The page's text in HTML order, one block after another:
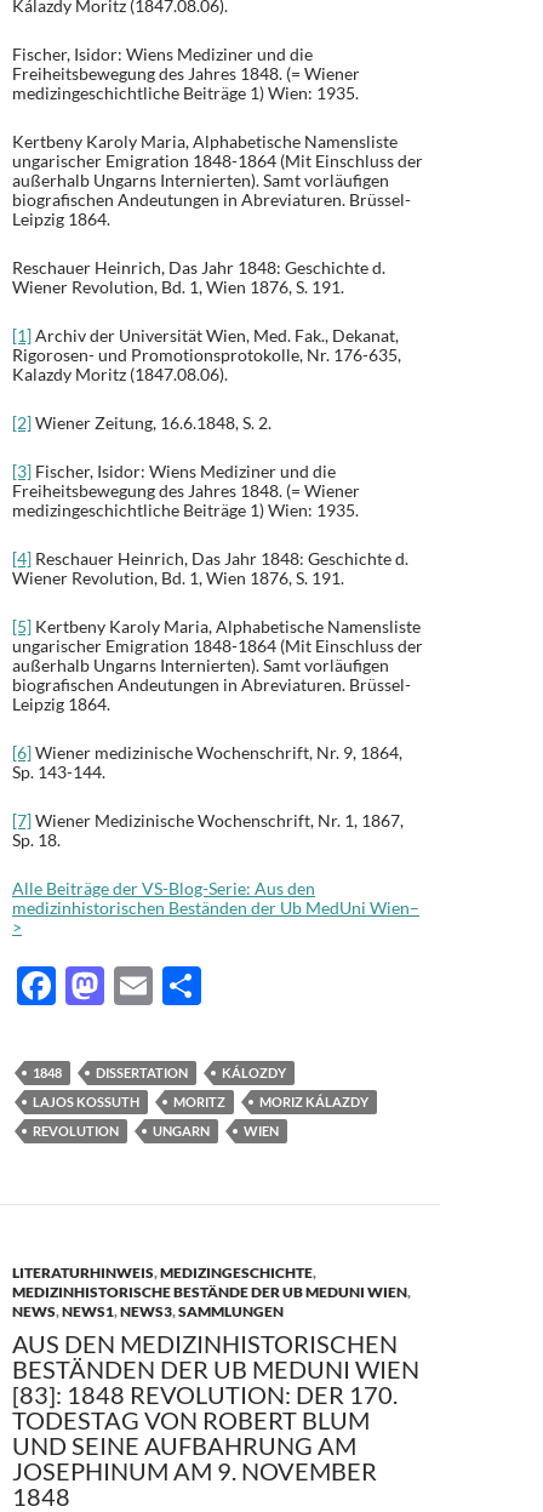
Kálazdy Moritz (1847.08.06).
Fischer, Isidor: Wiens Mediziner und die
Freiheitsbewegung des Jahres 1848. (= Wiener
medizingeschichtliche Beiträge 1) Wien: 1935.
Kertbeny Karoly Maria, Alphabetische Namensliste
ungarischer Emigration 1848-1864 (Mit Einschluss der
außerhalb Ungarns Internierten). Samt vorläufigen
biografischen Andeutungen in Abreviaturen. Brüssel-
Leipzig 1864.
Reschauer Heinrich, Das Jahr 1848: Geschichte d.
Wiener Revolution, Bd. 1, Wien 1876, S. 191.
[1]Archiv der Universität Wien, Med. Fak., Dekanat,
Rigorosen- und Promotionsprotokolle, Nr. 176-635,
Kalazdy Moritz (1847.08.06).
[2]Wiener Zeitung, 16.6.1848, S. 2.
[3] Fischer, Isidor: Wiens Mediziner und die
Freiheitsbewegung des Jahres 1848. (= Wiener
medizingeschichtliche Beiträge 1) Wien: 1935.
[4] Reschauer Heinrich, Das Jahr 1848: Geschichte d.
Wiener Revolution, Bd. 1, Wien 1876, S. 191.
[5] Kertbeny Karoly Maria, Alphabetische Namensliste
ungarischer Emigration 1848-1864 (Mit Einschluss der
außerhalb Ungarns Internierten). Samt vorläufigen
biografischen Andeutungen in Abreviaturen. Brüssel-
Leipzig 1864.
[6]Wiener medizinische Wochenschrift, Nr. 9, 1864,
Sp. 143-144.
[7]Wiener Medizinische Wochenschrift, Nr. 1, 1867,
Sp. 18.
Alle Beiträge der VS-Blog-Serie: Aus den
medizinhistorischen Beständen der Ub MedUni Wien–
>
F
e
b
o
k
M
to
d
o
E
ail le
n
1848 DISSERTATION
KÁLOZDY
LAJOS KOSSUTH
MORITZ
MORIZ KÁLAZDY
REVOLUTION
UNGARN WIEN
LITERATURHINWEIS,MEDIZINGESCHICHTE,
MEDIZINHISTORISCHE BESTÄNDE DER UB MEDUNI WIEN,
NEWS,NEWS1,NEWS3,SAMMLUNGEN
AUS DEN MEDIZINHISTORISCHEN
BESTÄNDEN DER UB MEDUNI WIEN
[83]: 1848 REVOLUTION: DER 170.
TODESTAG VON ROBERT BLUM
UND SEINE AUFBAHRUNG AM
JOSEPHINUM AM 9. NOVEMBER
1848